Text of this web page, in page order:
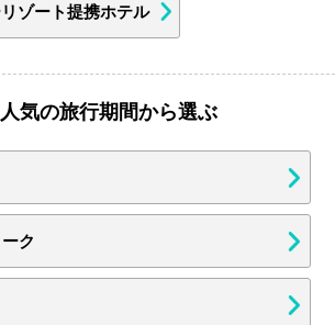
ゾート提携ホテル
人気の旅行期間から選ぶ
ク